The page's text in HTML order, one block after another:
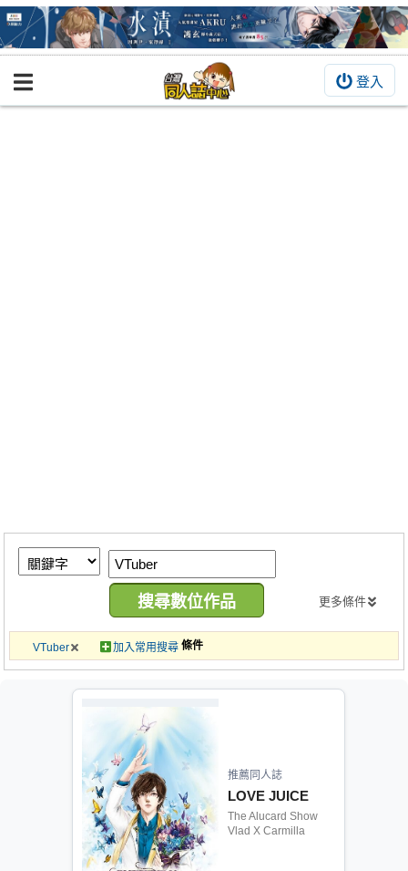
登入
BOOKY書集倉庫
繪圖藝廊
交流中心
攤位轉讓區
會員功能選單
會員中心
更多條件
條件
VTuber 加入常用搜尋
推薦同人誌
LOVE JUICE
The Alucard Show
Vlad X Carmilla